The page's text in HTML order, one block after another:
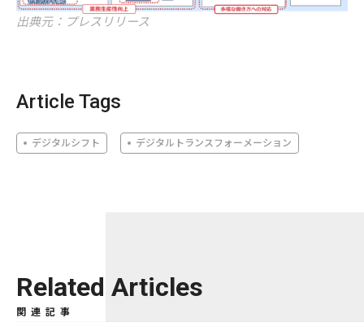
出典元：プレスリリース
Article Tags
デジタルシフト デジタルトランスフォーメーション
Related Articles
関連記事